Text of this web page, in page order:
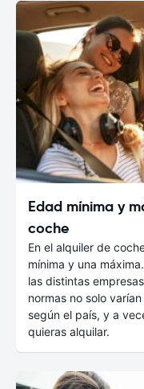
Edad mínima y
coche
En el alquiler de
mínima y una
las distintas
normas no solo
según el país, y a
quieras alquilar.